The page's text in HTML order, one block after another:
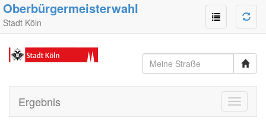
Oberbürgermeisterwahl
Stadt Köln
Toggle
Ergebnis